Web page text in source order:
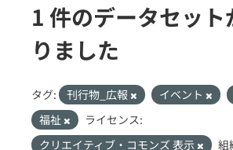
1 件のデータセッ
りました
タグ: 刊行物_広報 イベント
福祉
ライセンス:
クリエイティブ・コモンズ 表示
組